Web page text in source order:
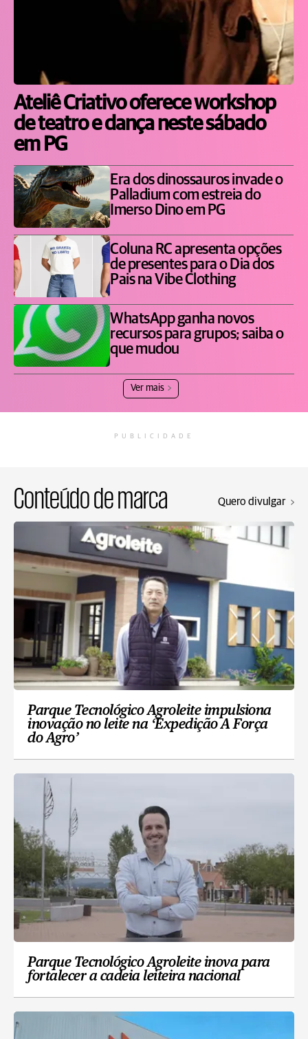
Ateliê Criativo oferece workshop
de teatro e dança neste sábado
em PG
Era dos dinossauros invade o
Palladium com estreia do
Imerso Dino em PG
Coluna RC apresenta opções
de presentes para o Dia dos
Pais na Vibe Clothing
WhatsApp ganha novos
recursos para grupos; saiba o
que mudou
Ver mais
PUBLICIDADE
Conteúdo de marca Quero divulgar
Parque Tecnológico Agroleite impulsiona
inovação no leite na ‘Expedição A Força
do Agro’
Parque Tecnológico Agroleite inova para
fortalecer a cadeia leiteira nacional